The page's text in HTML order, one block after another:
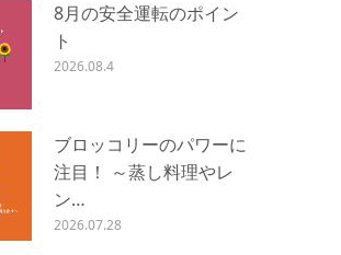
8月の安全運転のポイン
ト
2026.08.4
ブロッコリーのパワーに
注目！ ～蒸し料理やレ
ン…
2026.07.28